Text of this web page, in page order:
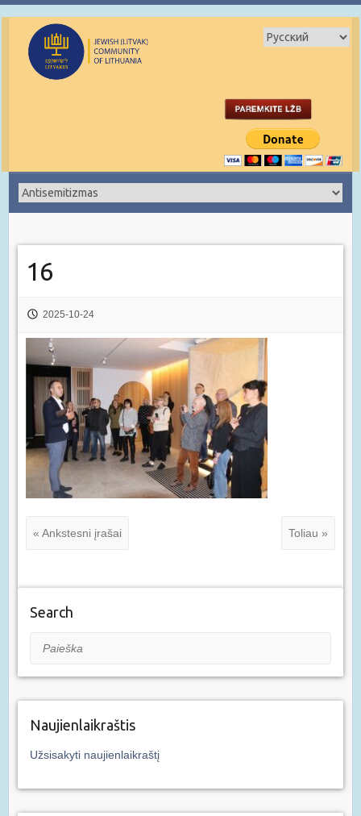
16
2025-10-24
« Ankstesni įrašai Toliau »
Search
Paieška
Naujienlaikraštis
Užsisakyti naujienlaikraštį